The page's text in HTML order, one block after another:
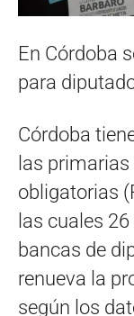
En Córdoba
para
Córdoba
las
obligatorias
las cuales
bancas de
renueva la
según los